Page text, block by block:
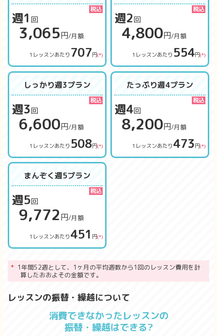
週1 回
3,065円/月額
1レッスンあたり 707円(*)
週2回
4,800円/月額
1レッスンあたり 554円(*)
しっかり週3プラン
週3回
6,600円/月額
1レッスンあたり 508円(*)
たっぷり週4プラン
週4回
8,200円/月額
1レッスンあたり473円(*)
まんぞく週5プラン
週5回
9,772円/月額
1レッスンあたり451 円(*)
1年間52週として、1ヶ月の平均週数から1回のレッスン費用を計
算したおおよその金額です。
レッスンの振替・繰越について
消費できなかったレッスンの
振替・繰越はできる?